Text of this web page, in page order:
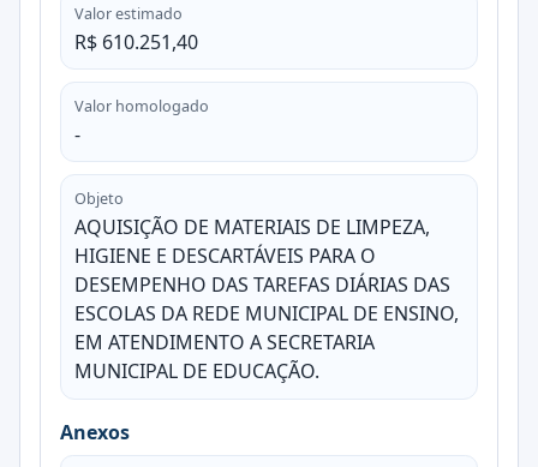
Valor estimado
R$ 610.251,40
Valor homologado
-
Objeto
AQUISIÇÃO DE MATERIAIS DE LIMPEZA,
HIGIENE E DESCARTÁVEIS PARA O
DESEMPENHO DAS TAREFAS DIÁRIAS DAS
ESCOLAS DA REDE MUNICIPAL DE ENSINO,
EM ATENDIMENTO A SECRETARIA
MUNICIPAL DE EDUCAÇÃO.
Anexos